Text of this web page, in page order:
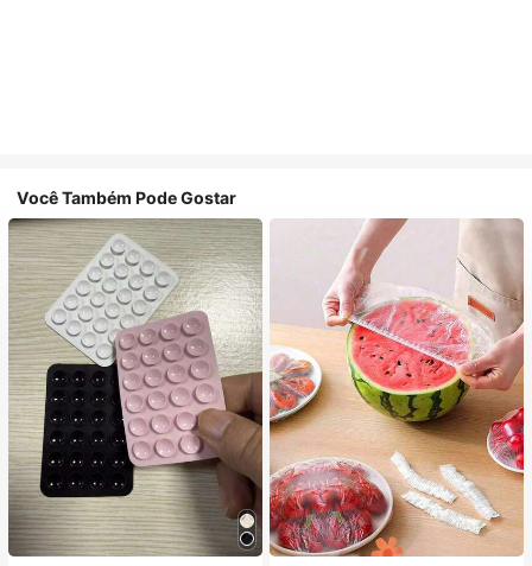
Você Também Pode Gostar